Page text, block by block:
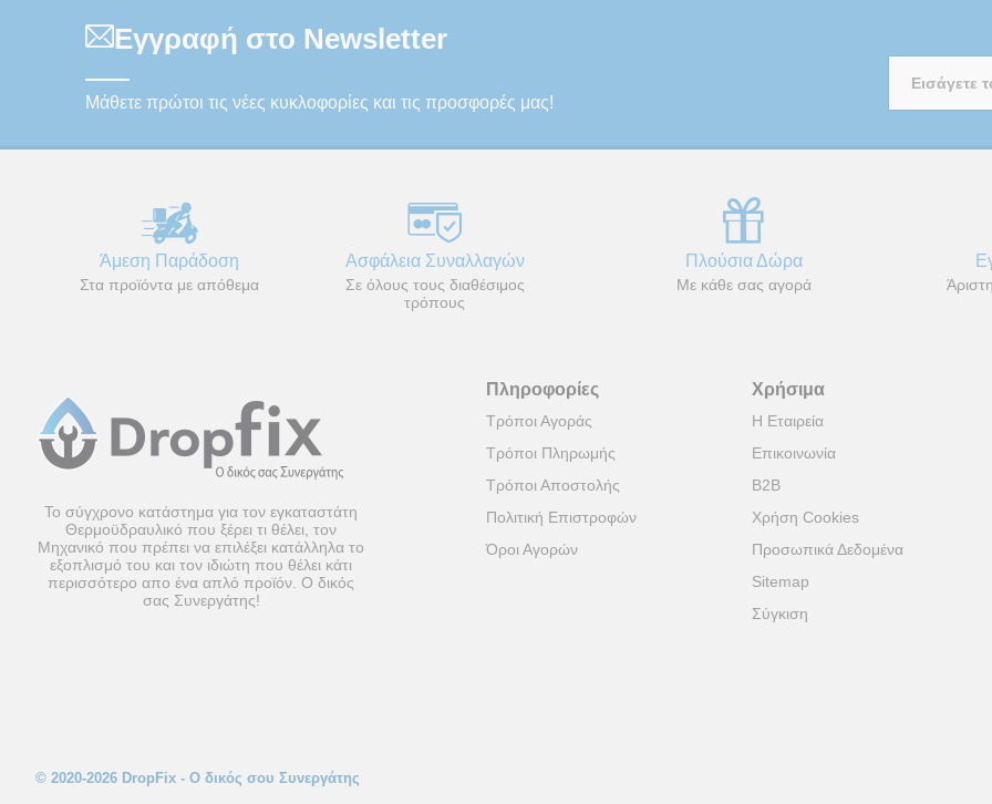
Εγγραφή στο Newsletter
Μάθετε πρώτοι τις νέες κυκλοφορίες και τις προσφορές μας!
Άμεση Παράδοση
Στα προϊόντα με απόθεμα
Ασφάλεια Συναλλαγών
Σε όλους τους διαθέσιμος
τρόπους
Πλούσια Δώρα
Με κάθε σας αγορά
Το σύγχρονο κατάστημα για τον εγκαταστάτη
Θερμοϋδραυλικό που ξέρει τι θέλει, τον
Μηχανικό που πρέπει να επιλέξει κατάλληλα το
εξοπλισμό του και τον ιδιώτη που θέλει κάτι
περισσότερο απο ένα απλό προϊόν. Ο δικός
σας Συνεργάτης!
Πληροφορίες
Τρόποι Αγοράς
Τρόποι Πληρωμής
Τρόποι Αποστολής
Πολιτική Επιστροφών
Όροι Αγορών
Χρήσιμα
Η Εταιρεία
Επικοινωνία
B2B
Χρήση Cookies
Προσωπικά Δεδομένα
Sitemap
Σύγκιση
© 2020-2026 DropFix - Ο δικός σου Συνεργάτης